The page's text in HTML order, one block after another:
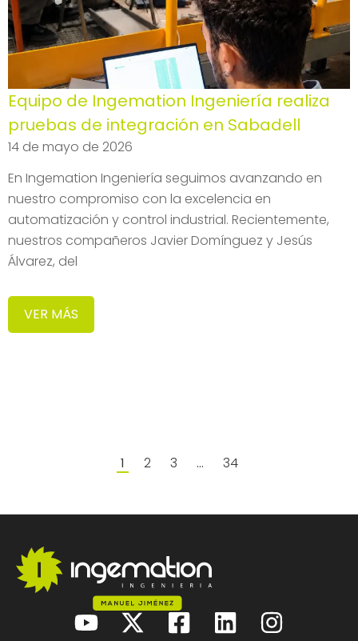
Equipo de Ingemation Ingeniería realiza
pruebas de integración en Sabadell
14 de mayo de 2026
En Ingemation Ingeniería seguimos avanzando en
nuestro compromiso con la excelencia en
automatización y control industrial. Recientemente,
nuestros compañeros Javier Domínguez y Jesús
Álvarez, del
VER MÁS
1 2 3 … 34